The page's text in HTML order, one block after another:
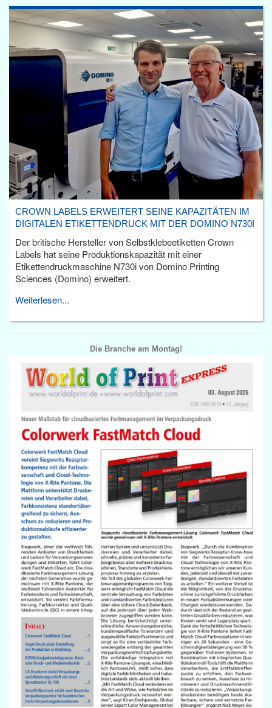
CROWN LABELS ERWEITERT SEINE KAPAZITÄTEN IM
DIGITALEN ETIKETTENDRUCK MIT DER DOMINO N730I
Der britische Hersteller von Selbstklebeetiketten Crown
Labels hat seine Produktionskapazität mit einer
Etikettendruckmaschine N730i von Domino Printing
Sciences (Domino) erweitert.
Weiterlesen...
Die Branche am Montag!